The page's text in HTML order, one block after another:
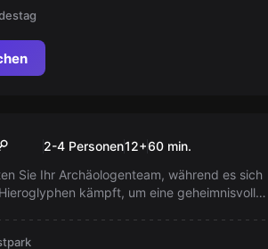
Werden Sie das Geheimnis am Ende
enthüllen?
DER GEOPATRA
2-4 Personen12+60 min.
Sie Ihr Archäologenteam, während es sich
kämpft, um eine geheimnisvolle
Meret LaMun sein...